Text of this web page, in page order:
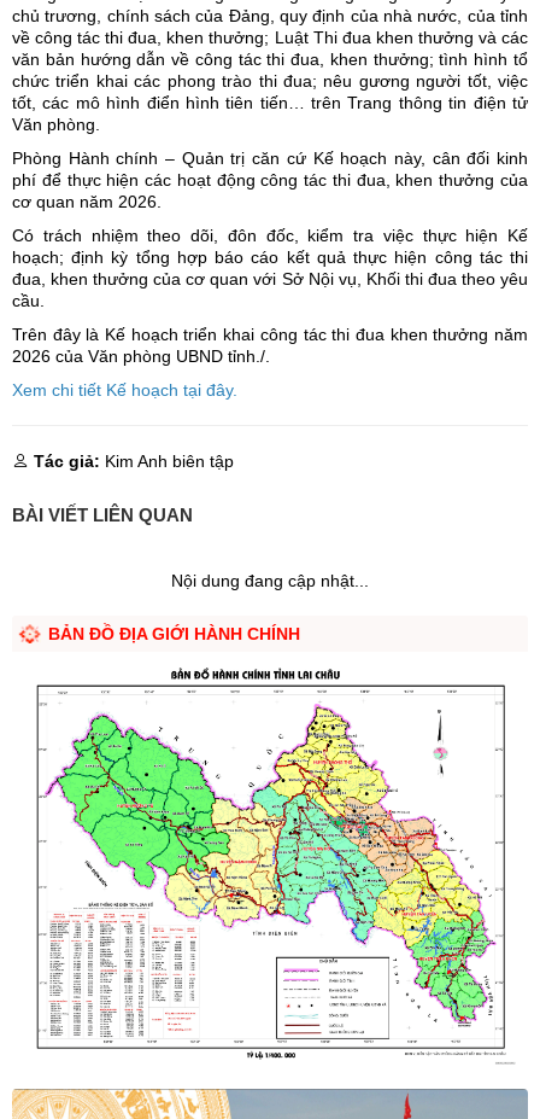
chủ trương, chính sách của Đảng, quy định của nhà nước, của tỉnh
về công tác thi đua, khen thưởng; Luật Thi đua khen thưởng và các
văn bản hướng dẫn về công tác thi đua, khen thưởng; tình hình tổ
chức triển khai các phong trào thi đua; nêu gương người tốt, việc
tốt, các mô hình điển hình tiên tiến… trên Trang thông tin điện tử
Văn phòng.
Phòng Hành chính – Quản trị căn cứ Kế hoạch này, cân đối kinh
phí để thực hiện các hoạt động công tác thi đua, khen thưởng của
cơ quan năm 2026.
Có trách nhiệm theo dõi, đôn đốc, kiểm tra việc thực hiện Kế
hoạch; định kỳ tổng hợp báo cáo kết quả thực hiện công tác thi
đua, khen thưởng của cơ quan với Sở Nội vụ, Khối thi đua theo yêu
cầu.
Trên đây là Kế hoạch triển khai công tác thi đua khen thưởng năm
2026 của Văn phòng UBND tỉnh./.
Xem chi tiết Kế hoạch tại đây.
Tác giả: Kim Anh biên tập
BÀI VIẾT LIÊN QUAN
Nội dung đang cập nhật...
BẢN ĐỒ ĐỊA GIỚI HÀNH CHÍNH